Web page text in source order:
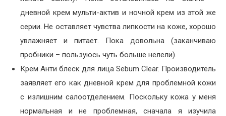
дневной крем мульти-актив и ночной крем из этой же
серии. Не оставляет чувства липкости на коже, хорошо
увлажняет и питает. Пока довольна (заканчиваю
пробники – пользуюсь чуть больше нелели).
Крем Анти блеск для лица Sebum Clear. Производитель
заявляет его как дневной крем для проблемной кожи
с излишним салоотделением. Поскольку кожа у меня
нормальная и не проблемная, сначала я изучила